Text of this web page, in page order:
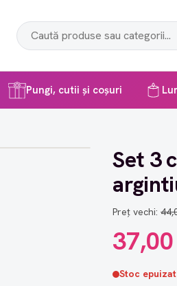
Pungi, cutii și coșuri
Set 3
Preț vechi:
Stoc epuizat